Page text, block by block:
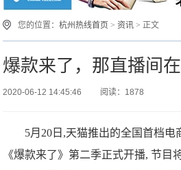
您的位置：杭州热线首页 >资讯 > 正文
爆款来了，那直播间在
2020-06-12 14:45:46 阅读：1878
5月20日,天猫推出的全国首档电
《爆款来了》第二季正式开播, 节目